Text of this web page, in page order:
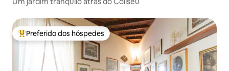
Entre os melhores preferidos dos hóspedes
Preferido dos hóspedes